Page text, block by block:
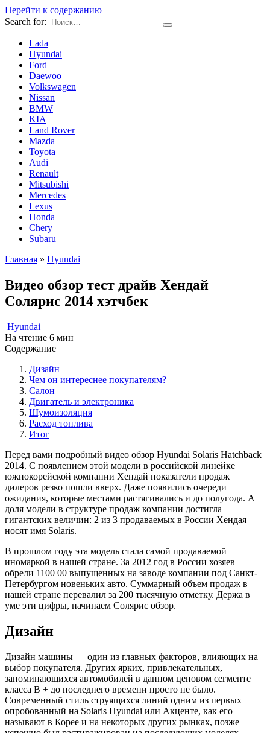
Перейти к содержанию
Search for:
Lada
Hyundai
Ford
Daewoo
Volkswagen
Nissan
BMW
KIA
Land Rover
Mazda
Toyota
Audi
Renault
Mitsubishi
Mercedes
Lexus
Honda
Chery
Subaru
Главная » Hyundai
Видео обзор тест драйв Хендай
Солярис 2014 хэтчбек
Hyundai
На чтение 6 мин
Содержание
Дизайн
Чем он интереснее покупателям?
Салон
Двигатель и электроника
Шумоизоляция
Расход топлива
Итог
Перед вами подробный видео обзор Hyundai Solaris Hatchback
2014. С появлением этой модели в российской линейке
южнокорейской компании Хендай показатели продаж
дилеров резко пошли вверх. Даже появились очереди
ожидания, которые местами растягивались и до полугода. А
доля модели в структуре продаж компании достигла
гигантских величин: 2 из 3 продаваемых в России Хендая
носят имя Solaris.
В прошлом году эта модель стала самой продаваемой
иномаркой в нашей стране. За 2012 год в России хозяев
обрели 1100 00 выпущенных на заводе компании под Санкт-
Петербургом новеньких авто. Суммарный объем продаж в
нашей стране перевалил за 200 тысячную отметку. Держа в
уме эти цифры, начинаем Солярис обзор.
Дизайн
Дизайн машины — один из главных факторов, влияющих на
выбор покупателя. Других ярких, привлекательных,
запоминающихся автомобилей в данном ценовом сегменте
класса B + до последнего времени просто не было.
Современный стиль струящихся линий одним из первых
опробованный на Solaris Hyundai или Акценте, как его
называют в Корее и на некоторых других рынках, позже